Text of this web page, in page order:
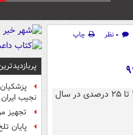
۰ نظر
چاپ
نجیب
تجهیز
پایان